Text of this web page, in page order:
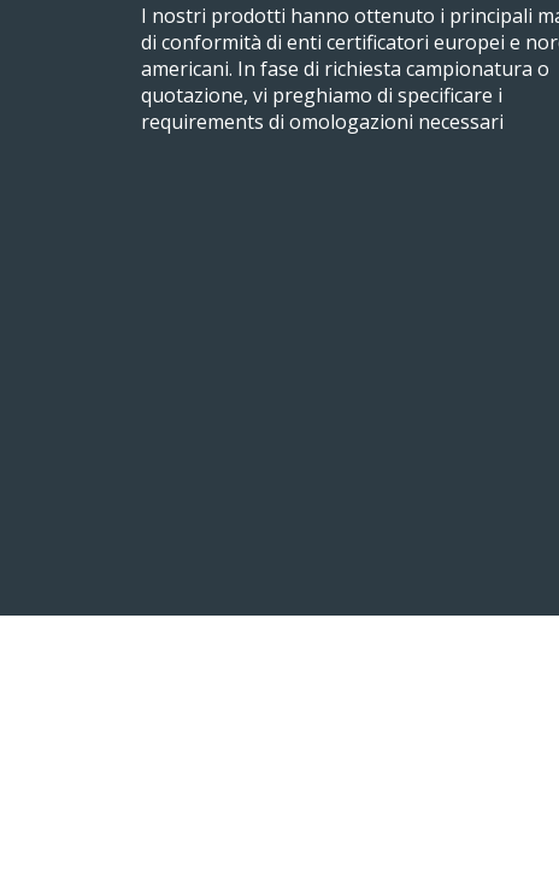
I nostri prodotti hanno ottenuto i principali
di conformità di enti certificatori europei e
americani. In fase di richiesta campionatura o
quotazione, vi preghiamo di specificare i
requirements di omologazioni necessari